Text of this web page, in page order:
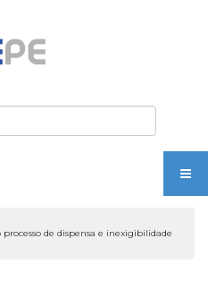
processo de dispensa e inexigibilidade